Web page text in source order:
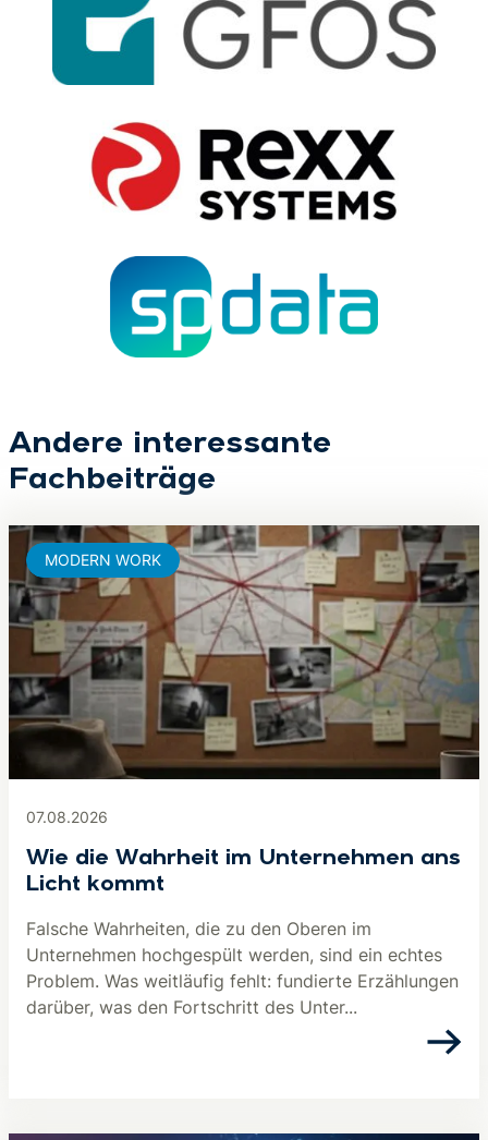
Andere interessante
Fachbeiträge
07.08.2026
Wie die Wahrheit im Unternehmen ans
Licht kommt
Falsche Wahrheiten, die zu den Oberen im
Unternehmen hochgespült werden, sind ein echtes
Problem. Was weitläufig fehlt: fundierte Erzählungen
darüber, was den Fortschritt des Unter...
MODERN WORK